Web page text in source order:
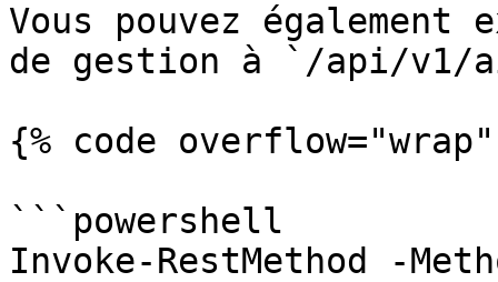
Vous pouvez
de gestion à `/api/v1/
{% code
```powershell
Invoke-RestMethod -